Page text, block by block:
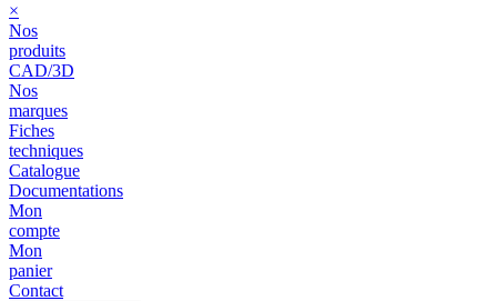
×
Nos
produits
CAD/3D
Nos
marques
Fiches
techniques
Catalogue
Documentations
Mon
compte
Mon
panier
Contact